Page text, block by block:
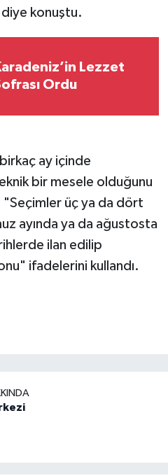
diye konuştu.
Lezzet
Ordu
ay içinde
bir mesele olduğunu
üç ya da dört
ayında ya da ağustosta
ilan edilip
ifadelerini kullandı.